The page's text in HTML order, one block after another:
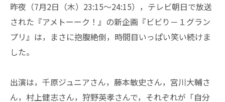
昨夜（7月2日（木）23:15～24:15），テレビ朝日で放送
された『アメトーーク！』の新企画『ビビり－１グラン
プリ』は，まさに抱腹絶倒，時間目いっぱい笑い続けま
した。
出演は，千原ジュニアさん，藤本敏史さん，宮川大輔さ
ん，村上健志さん，狩野英孝さんで，それぞれが「自分